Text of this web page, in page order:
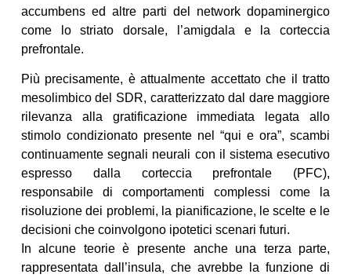
accumbens ed altre parti del network dopaminergico
come lo striato dorsale, l’amigdala e la corteccia
prefrontale.
Più precisamente, è attualmente accettato che il tratto
mesolimbico del SDR, caratterizzato dal dare maggiore
rilevanza alla gratificazione immediata legata allo
stimolo condizionato presente nel “qui e ora”, scambi
continuamente segnali neurali con il sistema esecutivo
espresso dalla corteccia prefrontale (PFC),
responsabile di comportamenti complessi come la
risoluzione dei problemi, la pianificazione, le scelte e le
decisioni che coinvolgono ipotetici scenari futuri.
In alcune teorie è presente anche una terza parte,
rappresentata dall’insula, che avrebbe la funzione di